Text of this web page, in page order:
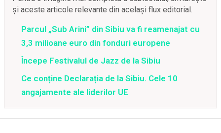
și aceste articole relevante din același flux editorial.
Parcul „Sub Arini” din Sibiu va fi reamenajat cu
3,3 milioane euro din fonduri europene
Începe Festivalul de Jazz de la Sibiu
Ce conține Declarația de la Sibiu. Cele 10
angajamente ale liderilor UE